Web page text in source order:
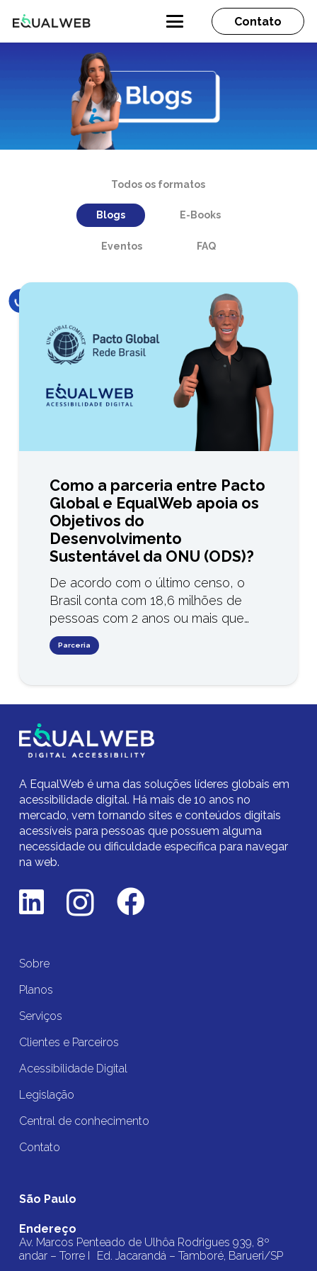
Contato
Todos os formatos
Blogs E-Books
Eventos FAQ
Como a parceria entre Pacto
Global e EqualWeb apoia os
Objetivos do
Desenvolvimento
Sustentável da ONU (ODS)?
De acordo com o último censo, o
Brasil conta com 18,6 milhões de
pessoas com 2 anos ou mais que…
Parceria
A EqualWeb é uma das soluções líderes globais em
acessibilidade digital. Há mais de 10 anos no
mercado, vem tornando sites e conteúdos digitais
acessíveis para pessoas que possuem alguma
necessidade ou dificuldade específica para navegar
na web.
Sobre
Planos
Serviços
Clientes e Parceiros
Acessibilidade Digital
Legislação
Central de conhecimento
Contato
São Paulo
Endereço
Av. Marcos Penteado de Ulhôa Rodrigues 939, 8º
andar – Torre I Ed. Jacarandá – Tamboré, Barueri/SP